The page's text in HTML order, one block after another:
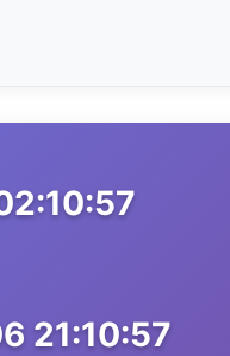
21:10:57